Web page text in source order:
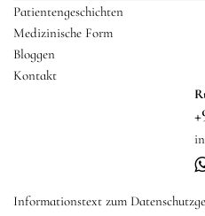
Patientengeschichten
Medizinische Form
Bloggen
Kontakt
Informationstext zum